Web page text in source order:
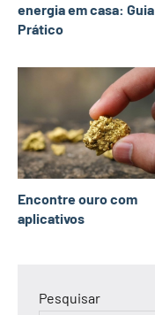
energia em casa: Guia
Prático
Encontre ouro com
aplicativos
Pesquisar